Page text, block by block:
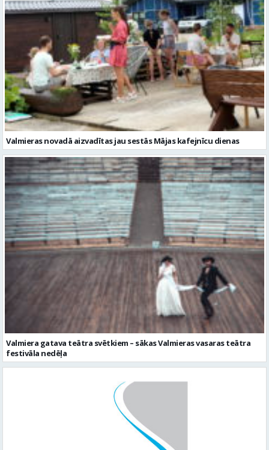
Valmieras novadā aizvadītas jau sestās Mājas kafejnīcu dienas
Valmiera gatava teātra svētkiem – sākas Valmieras vasaras teātra
festivāla nedēļa